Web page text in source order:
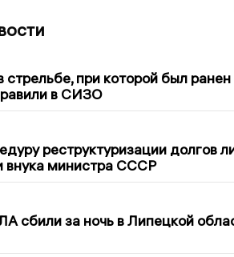
стрельбе, при которой был
в СИЗО
реструктуризации долгов
внука министра СССР
сбили за ночь в Липецкой